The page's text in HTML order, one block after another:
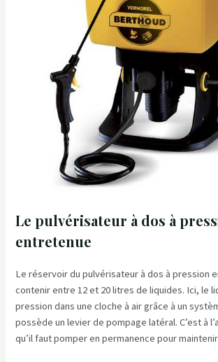
Le pulvérisateur à dos à
entretenue
Le réservoir du pulvérisateur à dos à pression
contenir entre 12 et 20 litres de liquides. Ici, le
pression dans une cloche à air grâce à un
possède un levier de pompage latéral. C’est à
qu’il faut pomper en permanence pour